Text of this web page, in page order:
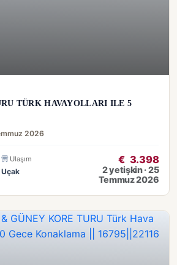
TÜRK HAVAYOLLARI ILE 5
2026
Ulaşım
Uçak
€ 3.398
2 yetişkin · 25
Temmuz 2026